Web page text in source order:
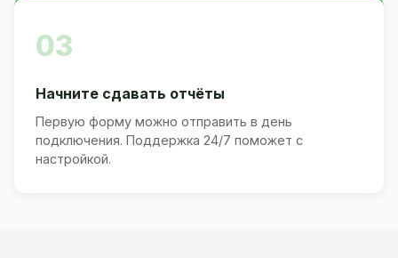
03
Начните сдавать отчёты
Первую форму можно отправить в день
подключения. Поддержка 24/7 поможет с
настройкой.